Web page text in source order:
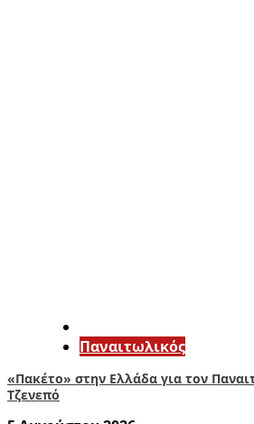
Παναιτωλικός
«Πακέτο» στην Ελλάδα για τον
Τζενεπό